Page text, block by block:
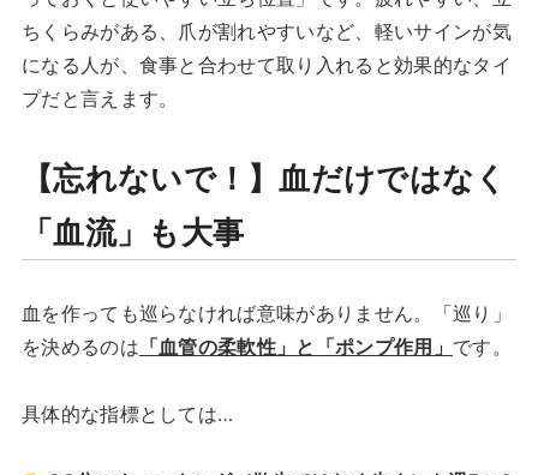
ちくらみがある、爪が割れやすいなど、軽いサインが気
になる人が、食事と合わせて取り入れると効果的なタイ
プだと言えます。
【忘れないで！】血だけではなく
「血流」も大事
血を作っても巡らなければ意味がありません。「巡り」
を決めるのは 「血管の柔軟性」と「ポンプ作用」 です。
具体的な指標としては…